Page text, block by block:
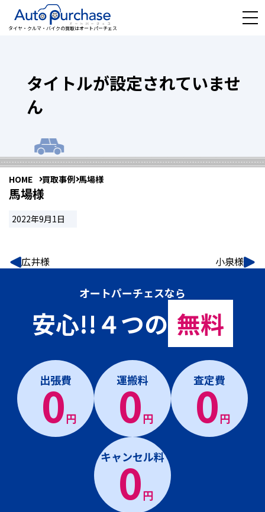
タイヤ・クルマ・バイクの買取はオートパーチェス
タイトルが設定されていませ
ん
HOME 買取事例 馬場様
馬場様
2022年9月1日
広井様 小泉様
オートパーチェスなら
安心!!４つの 無料
出張費
0円
運搬料
0円
査定費
0円
キャンセル料
0円